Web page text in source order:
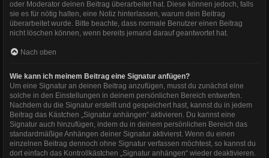
oder Moderator deinen Beitrag überarbeitet hat. Diese können jedoch, falls
sie es für nötig halten, eine Notiz hinterlassen, warum dein Beitrag
überarbeitet wurde. Bitte beachte, dass normale Benutzer einen Beitrag
nicht löschen können, wenn bereits jemand darauf geantwortet hat.
Nach oben
Wie kann ich meinem Beitrag eine Signatur anfügen?
Um eine Signatur an deinen Beitrag anzufügen, musst du zunächst eine
solche in den Einstellungen in deinem persönlichen Bereich entwerfen.
Nachdem du die Signatur erstellt und gespeichert hast, kannst du in jedem
Beitrag das Kästchen „Signatur anhängen“ aktivieren. Du kannst eine
Signatur auch hinzufügen, indem du in deinem persönlichen Bereich das
standardmäßige Anhängen deiner Signatur aktivierst. Wenn du einen
einzelnen Beitrag dennoch ohne Signatur verfassen möchtest, so kannst du
dort einfach das Kontrollkästchen „Signatur anhängen“ wieder deaktivieren.